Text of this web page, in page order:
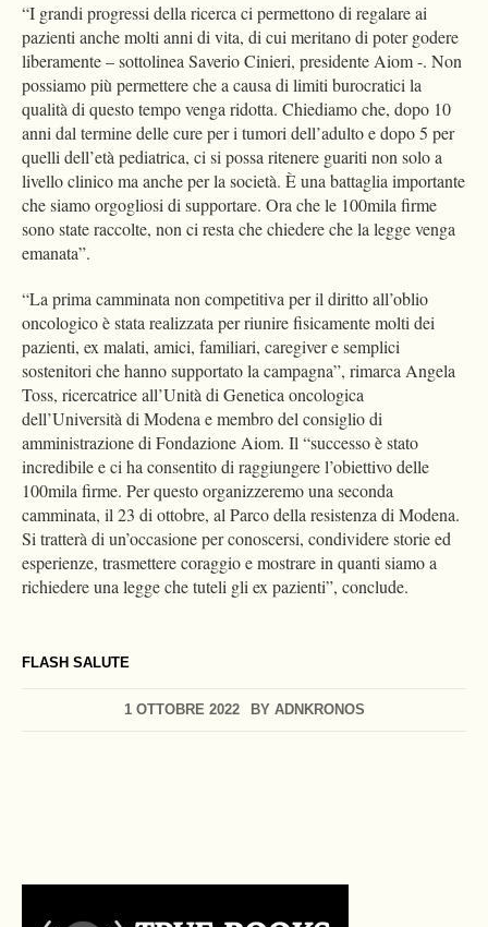
FLASH SALUTE
1 OTTOBRE 2022 BY ADNKRONOS
“I grandi progressi della ricerca ci permettono di regalare ai
pazienti anche molti anni di vita, di cui meritano di poter godere
liberamente – sottolinea Saverio Cinieri, presidente Aiom -. Non
possiamo più permettere che a causa di limiti burocratici la
qualità di questo tempo venga ridotta. Chiediamo che, dopo 10
anni dal termine delle cure per i tumori dell’adulto e dopo 5 per
quelli dell’età pediatrica, ci si possa ritenere guariti non solo a
livello clinico ma anche per la società. È una battaglia importante
che siamo orgogliosi di supportare. Ora che le 100mila firme
sono state raccolte, non ci resta che chiedere che la legge venga
emanata”.
“La prima camminata non competitiva per il diritto all’oblio
oncologico è stata realizzata per riunire fisicamente molti dei
pazienti, ex malati, amici, familiari, caregiver e semplici
sostenitori che hanno supportato la campagna”, rimarca Angela
Toss, ricercatrice all’Unità di Genetica oncologica
dell’Università di Modena e membro del consiglio di
amministrazione di Fondazione Aiom. Il “successo è stato
incredibile e ci ha consentito di raggiungere l’obiettivo delle
100mila firme. Per questo organizzeremo una seconda
camminata, il 23 di ottobre, al Parco della resistenza di Modena.
Si tratterà di un’occasione per conoscersi, condividere storie ed
esperienze, trasmettere coraggio e mostrare in quanti siamo a
richiedere una legge che tuteli gli ex pazienti”, conclude.